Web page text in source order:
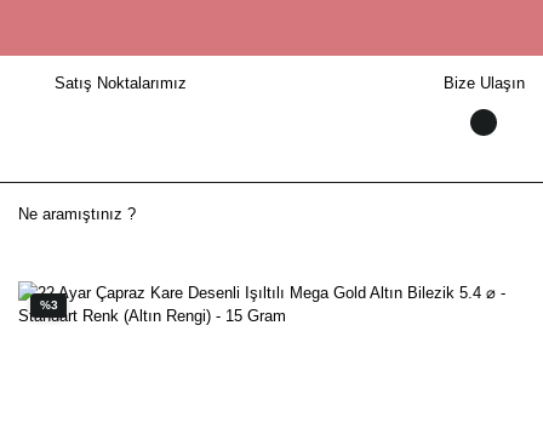
Satış Noktalarımız Bize Ulaşın
%3